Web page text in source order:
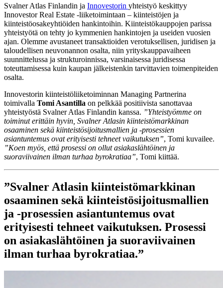
Svalner Atlas Finlandin ja Innovestorin yhteistyö keskittyy
Innovestor Real Estate -liiketoimintaan – kiinteistöjen ja
kiinteistöosakeyhtiöiden hankintoihin. Kiinteistökauppojen parissa
yhteistyötä on tehty jo kymmenien hankintojen ja useiden vuosien
ajan. Olemme avustaneet transaktioiden verotuksellisen, juridisen ja
taloudellisen neuvonannon osalta, niin yrityskauppavaiheen
suunnittelussa ja strukturoinnissa, varsinaisessa juridisessa
toteuttamisessa kuin kaupan jälkeistenkin tarvittavien toimenpiteiden
osalta.
Innovestorin kiinteistöliiketoiminnan Managing Partnerina
toimivalla Tomi Asantilla on pelkkää positiivista sanottavaa
yhteistyöstä Svalner Atlas Finlandin kanssa. ”Yhteistyömme on
toiminut erittäin hyvin, Svalner Atlasin kiinteistömarkkinan
osaaminen sekä kiinteistösijoitusmallien ja -prosessien
asiantuntemus ovat erityisesti tehneet vaikutuksen”, Tomi kuvailee.
”Koen myös, että prosessi on ollut asiakaslähtöinen ja
suoraviivainen ilman turhaa byrokratiaa”, Tomi kiittää.
”Svalner Atlasin kiinteistömarkkinan
osaaminen sekä kiinteistösijoitusmallien
ja -prosessien asiantuntemus ovat
erityisesti tehneet vaikutuksen. Prosessi
on asiakaslähtöinen ja suoraviivainen
ilman turhaa byrokratiaa.”